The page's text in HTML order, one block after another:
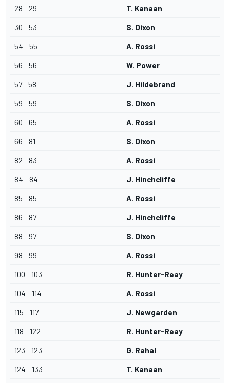
28 - 29 T. Kanaan
30 - 53 S. Dixon
54 - 55 A. Rossi
56 - 56 W. Power
57 - 58 J. Hildebrand
59 - 59 S. Dixon
60 - 65 A. Rossi
66 - 81 S. Dixon
82 - 83 A. Rossi
84 - 84 J. Hinchcliffe
85 - 85 A. Rossi
86 - 87 J. Hinchcliffe
88 - 97 S. Dixon
98 - 99 A. Rossi
100 - 103 R. Hunter-Reay
104 - 114 A. Rossi
115 - 117 J. Newgarden
118 - 122 R. Hunter-Reay
123 - 123 G. Rahal
124 - 133 T. Kanaan